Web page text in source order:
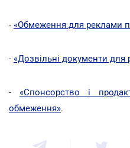
- «Обмеження для реклами
- «Дозвільні документи
- «Спонсорство і
обмеження».